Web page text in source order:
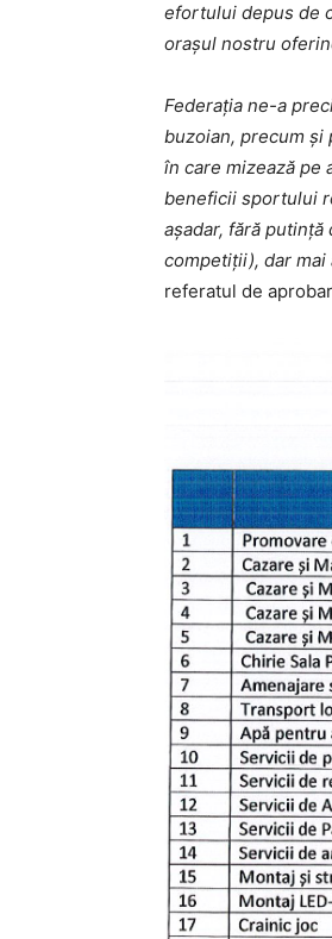
efortului depus de
oraşul nostru
Federaţia ne-a
buzoian, precum
în care mizează pe
beneficii sportului
aşadar, fără
competiţii), dar
referatul de